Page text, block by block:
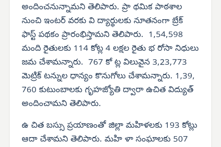
అందించనున్నామని తెలిపారు. ప్రా థమిక పాఠశాల
నుంచి ఇంటర్ వరకు వి ద్యార్థులకు నూతనంగా బ్రేక్
ఫాస్ట్ పథకం ప్రారంభిస్తామని తెలిపారు. 1,54,598
మంది రైతులకు 114 కోట్ల 4 లక్షల రైతు భ రోసా నిధులు
జమ చేశామన్నారు. 767 కో ట్ల విలువైన 3,23,773
మెట్రిక్ టన్నుల ధాన్యం కొనుగోలు చేశామన్నారు. 1,39,
760 కుటుంబాలకు గృహజ్యోతి ద్వారా ఉచిత విద్యుత్
అందించామని తెలిపారు.
ఉ చిత బస్సు ప్రయాణంతో జిల్లా మహిళలకు 193 కోట్లు
ఆదా చేశామని తెలిపారు. మహి ళా సంఘాలకు 507